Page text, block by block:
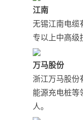
江南
无锡江南电缆
专以上中高级
万马股份
浙江万马股份
能源充电桩等
人。